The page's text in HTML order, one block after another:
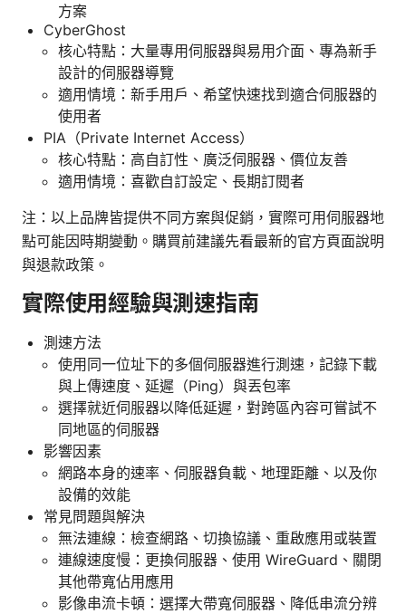
方案
CyberGhost
核心特點：大量專用伺服器與易用介面、專為新手
設計的伺服器導覽
適用情境：新手用戶、希望快速找到適合伺服器的
使用者
PIA（Private Internet Access）
核心特點：高自訂性、廣泛伺服器、價位友善
適用情境：喜歡自訂設定、長期訂閱者
注：以上品牌皆提供不同方案與促銷，實際可用伺服器地
點可能因時期變動。購買前建議先看最新的官方頁面說明
與退款政策。
實際使用經驗與測速指南
測速方法
使用同一位址下的多個伺服器進行測速，記錄下載
與上傳速度、延遲（Ping）與丟包率
選擇就近伺服器以降低延遲，對跨區內容可嘗試不
同地區的伺服器
影響因素
網路本身的速率、伺服器負載、地理距離、以及你
設備的效能
常見問題與解決
無法連線：檢查網路、切換協議、重啟應用或裝置
連線速度慢：更換伺服器、使用 WireGuard、關閉
其他帶寬佔用應用
影像串流卡頓：選擇大帶寬伺服器、降低串流分辨